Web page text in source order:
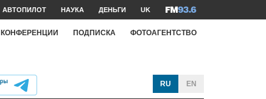
АВТОПИЛОТ НАУКА ДЕНЬГИ UK
КОНФЕРЕНЦИИ ПОДПИСКА ФОТОАГЕНТСТВО
RU EN